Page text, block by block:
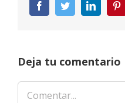
FacebookTwitterLinkedIn
Deja tu comentario
Comentar